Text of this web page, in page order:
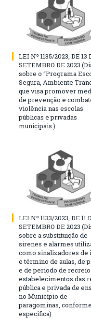
LEI Nº 1135/2023, DE 13
SETEMBRO DE 2023
sobre o “Programa
Segura, Ambiente
que visa promover
de prevenção e
violência nas escolas
públicas e privadas
municipais.)
LEI Nº 1133/2023, DE 11
SETEMBRO DE 2023
sobre a substituição de
sirenes e alarmes
como sinalizadores de
e término de aulas, de
e de período de
estabelecimentos das
pública e privada de
no Município de
paragominas, conforme
especifica)